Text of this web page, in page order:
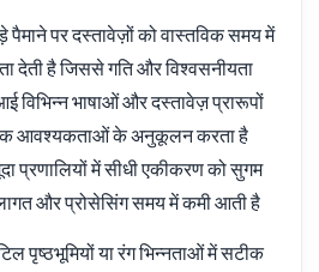
पर दस्तावेज़ों को वास्तविक समय में
देती है जिससे गति और विश्वसनीयता
विभिन्न भाषाओं और दस्तावेज़ प्रारूपों
आवश्यकताओं के अनुकूलन करता है
प्रणालियों में सीधी एकीकरण को सुगम
और प्रोसेसिंग समय में कमी आती है
पृष्ठभूमियों या रंग भिन्नताओं में सटीक